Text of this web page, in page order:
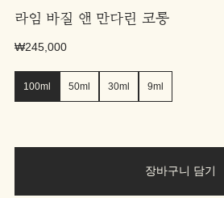
라임 바질 앤 만다린 코롱
₩245,000
100ml 50ml 30ml 9ml
장바구니 담기